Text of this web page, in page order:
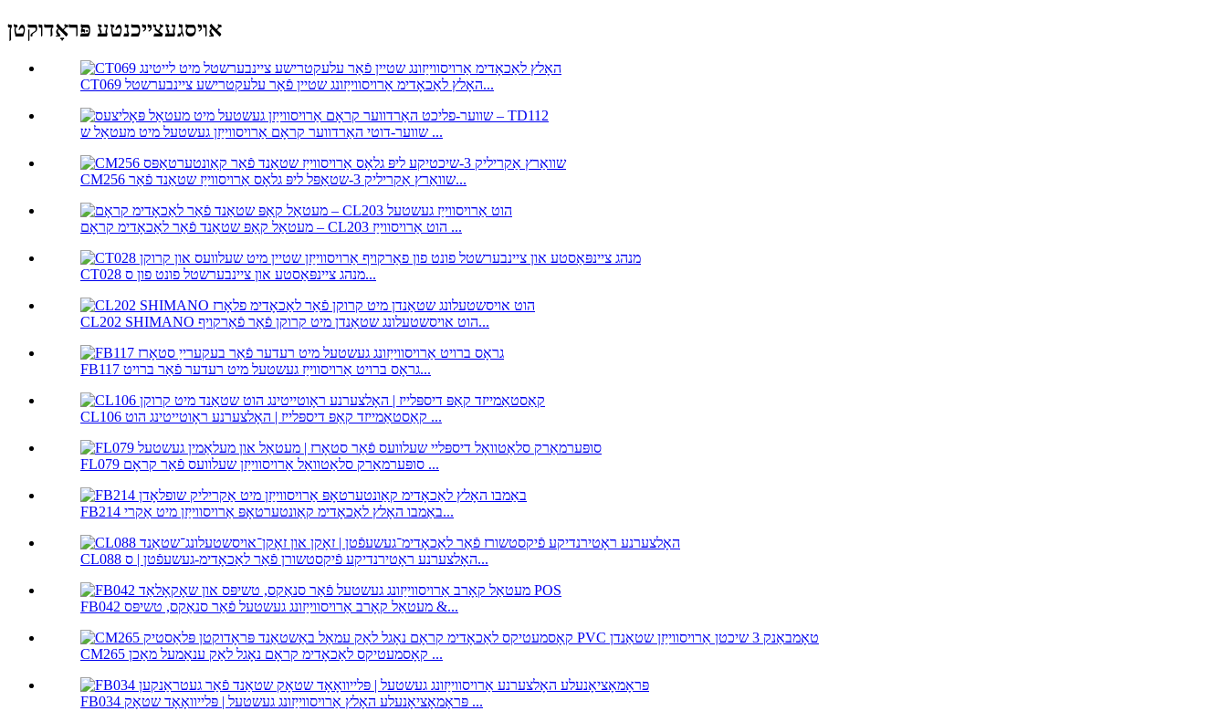
אויסגעצייכנטע פּראָדוקטן
CT069 האָלץ לאַכאָדימ אַרויסווייַזונג שטיין פֿאַר עלעקטרישע ציינבערשטל...
שווער-דוטי האַרדווער קראָם אַרויסווייַזן געשטעל מיט מעטאַל ש ...
CM256 שוואַרץ אַקריליק 3-שטאַפּל ליפּ גלאָס אַרויסווייַז שטאַנד פֿאַר...
מעטאַל קאַפּ שטאַנד פֿאַר לאַכאָדימ קראָם – CL203 הוט אַרויסווייַז ...
CT028 מנהג ציינפּאַסטע און ציינבערשטל פונט פון ס...
CL202 SHIMANO הוט אויסשטעלונג שטאַנדן מיט קרוקן פֿאַר פֿאַרקויף...
FB117 גראָס ברויט אַרויסווייַז געשטעל מיט רעדער פֿאַר ברויט...
CL106 קאַסטאַמייזד קאַפּ דיספּלייז | האָלצערנע ראָוטייטינג הוט ...
FL079 סופּערמאַרק סלאַטוואַל אַרויסווייַזן שעלוועס פֿאַר קראָם ...
FB214 באַמבו האָלץ לאַכאָדימ קאַונטערטאָפּ אַרויסווייַזן מיט אַקרי...
CL088 האָלצערנע ראָטירנדיקע פֿיקסטשורן פֿאַר לאַכאָדימ-געשעפֿטן | ס...
FB042 מעטאַל קאָרב אַרויסווייַזונג געשטעל פֿאַר סנאַקס, טשיפּס &...
CM265 קאָסמעטיקס לאַכאָדימ קראָם נאָגל לאַק ענאַמעל מאַכן ...
FB034 פּראָמאָציאָנעלע האָלץ אַרויסווייַזונג געשטעל | פּלייוואָאָד שטאָק ...